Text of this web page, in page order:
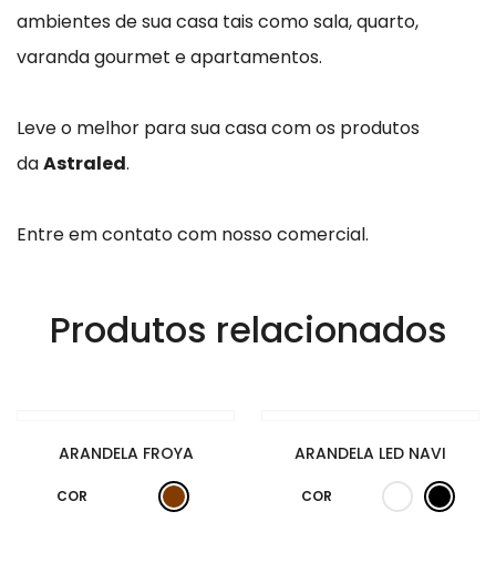
ambientes de sua casa tais como sala, quarto,
varanda gourmet e apartamentos.
Leve o melhor para sua casa com os produtos
daAstraled.
Entre em contato com nosso comercial.
Produtos relacionados
ARANDELA FROYA
COR
ARANDELA LED NAVI
COR